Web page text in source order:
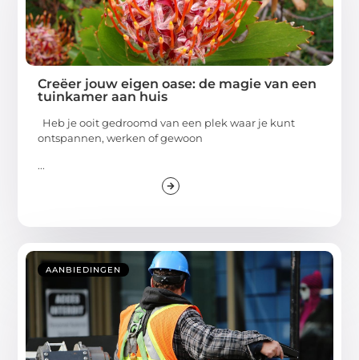
Creëer jouw eigen oase: de magie van een
tuinkamer aan huis
Heb je ooit gedroomd van een plek waar je kunt
ontspannen, werken of gewoon
...
AANBIEDINGEN